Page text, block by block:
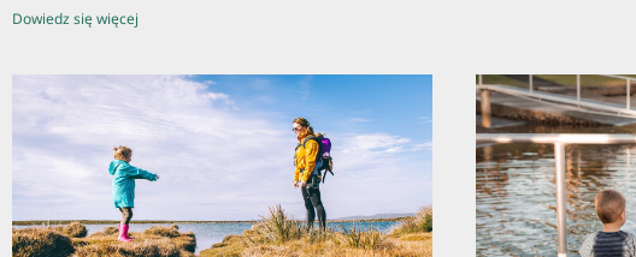
Dowiedz się więcej